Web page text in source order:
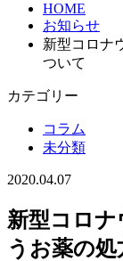
HOME
お知らせ
新型コロナ
ついて
カテゴリー
コラム
未分類
2020.04.07
新型コロ
うお薬の